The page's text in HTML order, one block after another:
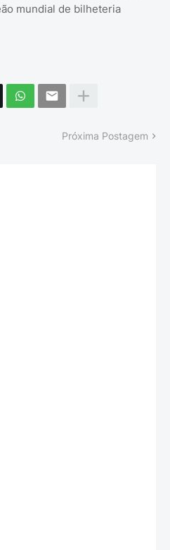
mundial de bilheteria
Próxima Postagem